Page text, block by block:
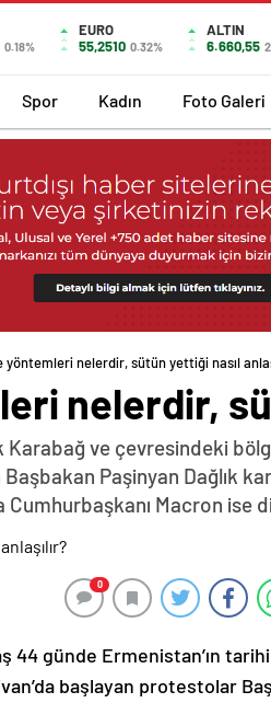
0.18%
EURO
55,2510 0.32%
ALTIN
6.660,55
Spor Kadın Foto Galeri
yöntemleri nelerdir, sütün yettiği nasıl
nelerdir,
Karabağ ve çevresindeki
Başbakan Paşinyan Dağlık
Macron
0
44 günde Ermenistan’ın tarihi
başlayan protestolar